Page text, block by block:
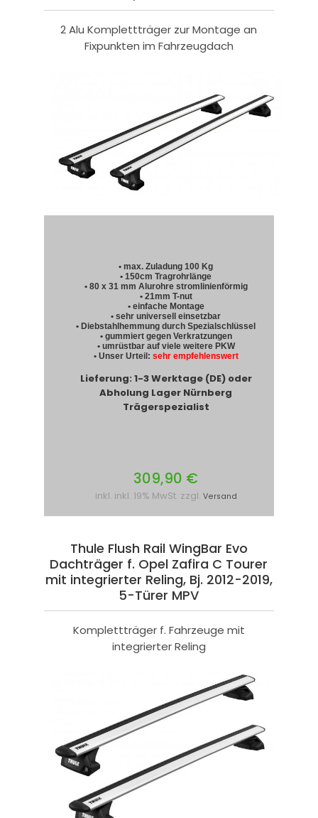
2 Alu Komplettträger zur Montage an
Fixpunkten im Fahrzeugdach
• max. Zuladung 100 Kg
• 150cm Tragrohrlänge
• 80 x 31 mm Alurohre stromlinienförmig
• 21mm T-nut
• einfache Montage
• sehr universell einsetzbar
• Diebstahlhemmung durch Spezialschlüssel
• gummiert gegen Verkratzungen
• umrüstbar auf viele weitere PKW
• Unser Urteil: sehr empfehlenswert
Lieferung: 1-3 Werktage (DE) oder
Abholung Lager Nürnberg
Trägerspezialist
309,90 €
inkl. inkl. 19% MwSt. zzgl. Versand
Thule Flush Rail WingBar Evo
Dachträger f. Opel Zafira C Tourer
mit integrierter Reling, Bj. 2012-2019,
5-Türer MPV
Komplettträger f. Fahrzeuge mit
integrierter Reling